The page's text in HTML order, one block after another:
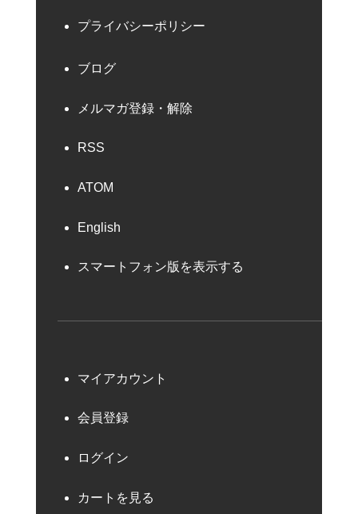
プライバシーポリシー
ブログ
メルマガ登録・解除
RSS
ATOM
English
スマートフォン版を表示する
マイアカウント
会員登録
ログイン
カートを見る